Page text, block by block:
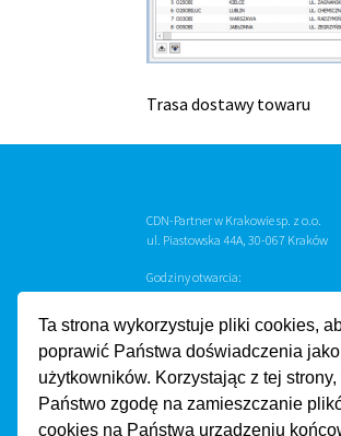
Ta strona wykorzystuje pliki cookies,
poprawić Państwa doświadczenia jako
użytkowników. Korzystając z tej
Państwo zgodę na zamieszczanie
cookies na Państwa urządzeniu
Trasa dostawy towaru
CDN-Partner w Krakowie sp. z o.o.
ul. Piastowska 44A, 30-067 Kraków
Godziny otwarcia:
Poniedziałek — Piątek
16:30
Copyright © 2022 by CDN-Partner w